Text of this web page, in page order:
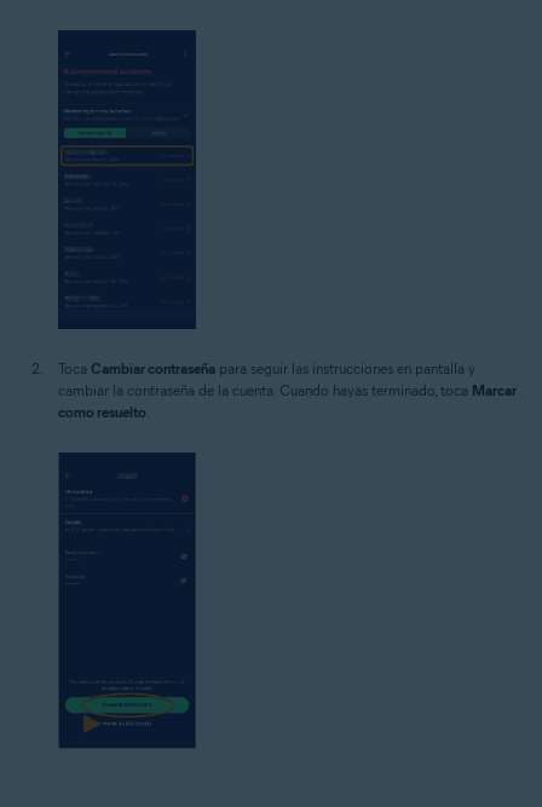
Toca Cambiar contraseña para seguir las instrucciones en pantalla y
cambiar la contraseña de la cuenta. Cuando hayas terminado, toca Marcar
como resuelto